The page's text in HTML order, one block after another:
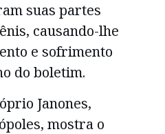
suas partes
causando-lhe
e sofrimento
do boletim.
Janones,
mostra o